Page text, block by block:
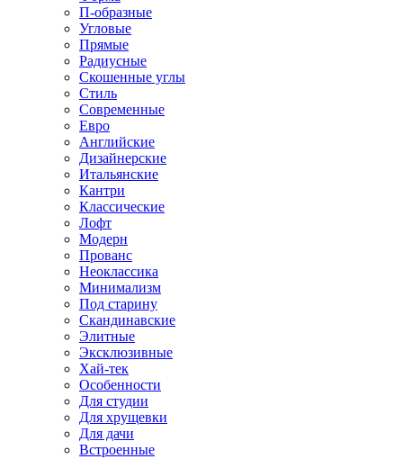
П-образные
Угловые
Прямые
Радиусные
Скошенные углы
Стиль
Современные
Евро
Английские
Дизайнерские
Итальянские
Кантри
Классические
Лофт
Модерн
Прованс
Неоклассика
Минимализм
Под старину
Скандинавские
Элитные
Эксклюзивные
Хай-тек
Особенности
Для студии
Для хрущевки
Для дачи
Встроенные